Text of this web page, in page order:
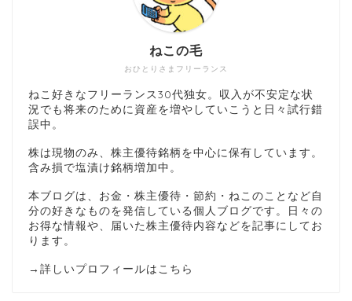
おひとりさまフリーランス
ねこの毛
ねこ好きなフリーランス30代独女。収入が不安定な状
況でも将来のために資産を増やしていこうと日々試行錯
誤中。
株は現物のみ、株主優待銘柄を中心に保有しています。
含み損で塩漬け銘柄増加中。
本ブログは、お金・株主優待・節約・ねこのことなど自
分の好きなものを発信している個人ブログです。日々の
お得な情報や、届いた株主優待内容などを記事にしてお
ります。
→ 詳しいプロフィールはこちら